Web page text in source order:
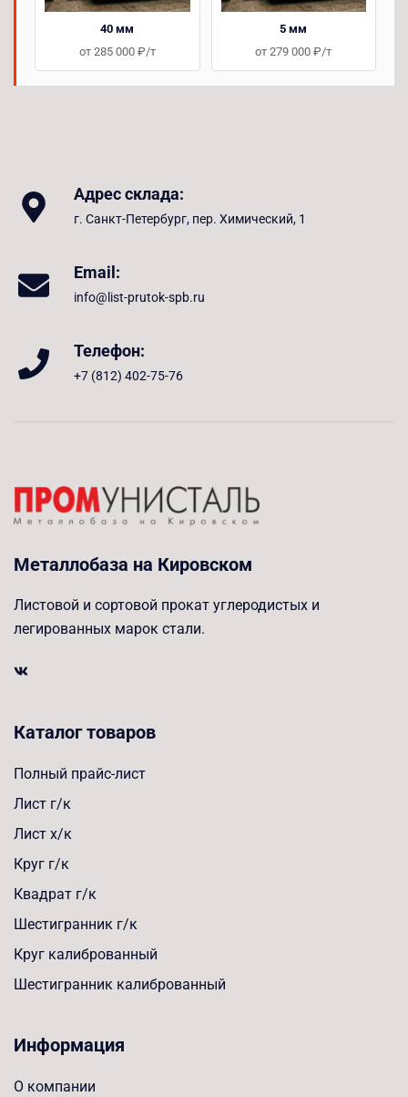
40 мм
от 285 000 ₽/т
5 мм
от 279 000 ₽/т
Адрес склада:
г. Санкт-Петербург, пер. Химический, 1
Email:
info@list-prutok-spb.ru
Телефон:
+7 (812) 402-75-76
Металлобаза на Кировском
Листовой и сортовой прокат углеродистых и
легированных марок стали.
Каталог товаров
Полный прайс-лист
Лист г/к
Лист х/к
Круг г/к
Квадрат г/к
Шестигранник г/к
Круг калиброванный
Шестигранник калиброванный
Информация
О компании